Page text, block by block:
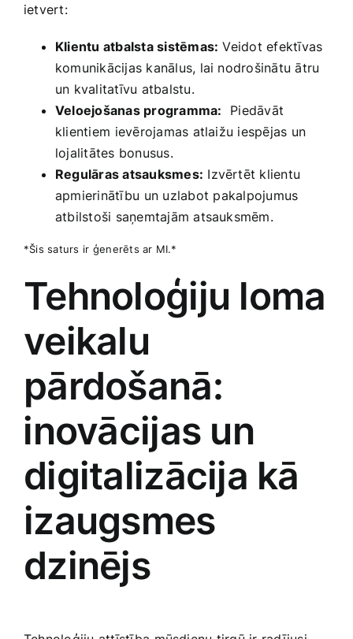
ietvert:
Klientu atbalsta sistēmas: Veidot efektīvas
komunikācijas kanālus,‍ lai nodrošinātu ātru
un kvalitatīvu atbalstu.
Veloejošanas programma: ⁤ Piedāvāt
klientiem ⁢ievērojamas atlaižu iespējas un
lojalitātes bonusus.
Regulāras atsauksmes: Izvērtēt klientu ​
apmierinātību⁢ un‌ uzlabot⁢ pakalpojumus ​
atbilstoši saņemtajām atsauksmēm.
*Šis saturs ⁣ir ģenerēts ar MI.*
Tehnoloģiju loma
veikalu
pārdošanā:
⁢inovācijas un
digitalizācija kā
izaugsmes
dzinējs